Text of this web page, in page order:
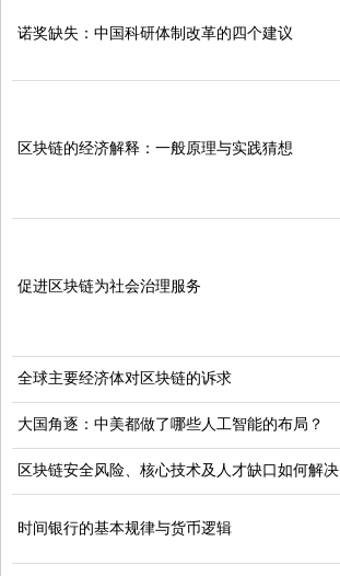
诺奖缺失：中国科研体制改革的四个建议
区块链的经济解释：一般原理与实践猜想
促进区块链为社会治理服务
全球主要经济体对区块链的诉求
大国角逐：中美都做了哪些人工智能的布局？
区块链安全风险、核心技术及人才缺口如何解决
时间银行的基本规律与货币逻辑